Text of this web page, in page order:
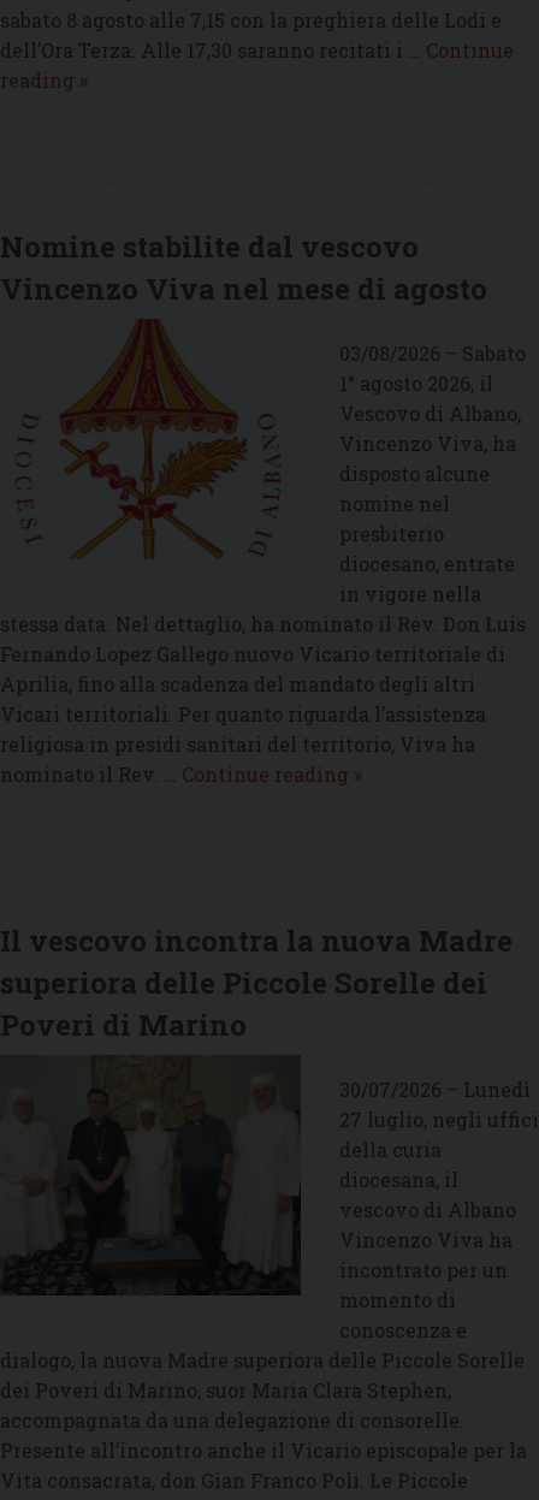
sabato 8 agosto alle 7,15 con la preghiera delle Lodi e
dell’Ora Terza. Alle 17,30 saranno recitati i … Continue
reading Dall’8
Santa
Chiara
Assisi
»
Nomine stabilite dal vescovo
Vincenzo Viva nel mese di agosto
03/08/2026 – Sabato
1° agosto 2026, il
Vescovo di Albano,
Vincenzo Viva, ha
disposto alcune
nomine nel
presbiterio
diocesano, entrate
in vigore nella
stessa data. Nel dettaglio, ha nominato il Rev. Don Luis
Fernando Lopez Gallego nuovo Vicario territoriale di
Aprilia, fino alla scadenza del mandato degli altri
Vicari territoriali. Per quanto riguarda l’assistenza
religiosa in presidi sanitari del territorio, Viva ha
nominato il Rev. … Continue reading Nomine
nel
mese
»
Il vescovo incontra la nuova Madre
superiora delle Piccole Sorelle dei
Poveri di Marino
30/07/2026 – Lunedì
27 luglio, negli uffici
della curia
diocesana, il
vescovo di Albano
Vincenzo Viva ha
incontrato per un
momento di
conoscenza e
dialogo, la nuova Madre superiora delle Piccole Sorelle
dei Poveri di Marino, suor Maria Clara Stephen,
accompagnata da una delegazione di consorelle.
Presente all’incontro anche il Vicario episcopale per la
Vita consacrata, don Gian Franco Poli. Le Piccole